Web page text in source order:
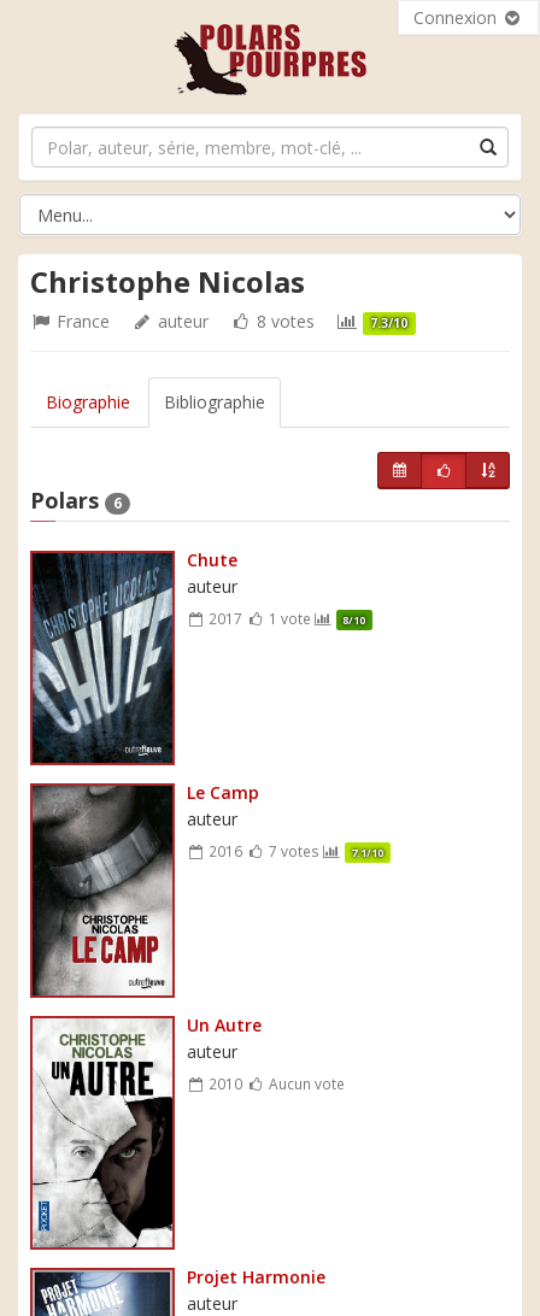
Connexion
Christophe Nicolas
France auteur 8 votes 7.3/10
Biographie Bibliographie
Polars 6
Chute
auteur
2017 1 vote 8/10
Le Camp
auteur
2016 7 votes 7.1/10
Un Autre
auteur
2010 Aucun vote
Projet Harmonie
auteur